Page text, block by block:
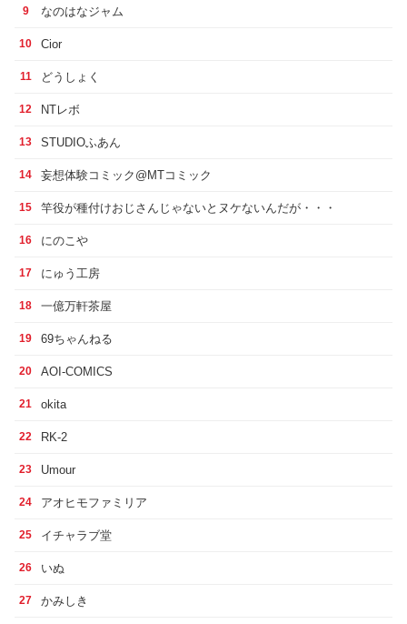
9 なのはなジャム
10 Cior
11 どうしょく
12 NTレボ
13 STUDIOふあん
14 妄想体験コミック@MTコミック
15 竿役が種付けおじさんじゃないとヌケないんだが・・・
16 にのこや
17 にゅう工房
18 一億万軒茶屋
19 69ちゃんねる
20 AOI-COMICS
21 okita
22 RK-2
23 Umour
24 アオヒモファミリア
25 イチャラブ堂
26 いぬ
27 かみしき